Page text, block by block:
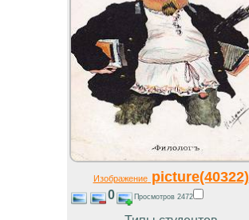
Изображениеpicture(40322)
0 Просмотров 2472